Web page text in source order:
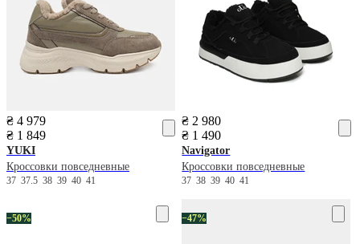
₴ 4 979
₴ 1 849
YUKI
Кроссовки повседневные
37 37.5 38 39 40 41
₴ 2 980
₴ 1 490
Navigator
Кроссовки повседневные
3738394041
−50% −47%